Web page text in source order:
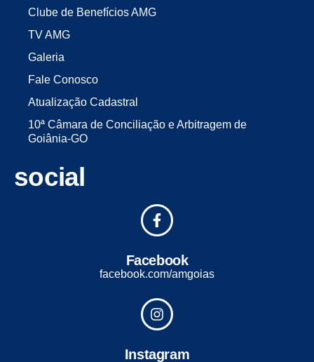
Clube de Benefícios AMG
TV AMG
Galeria
Fale Conosco
Atualização Cadastral
10ª Câmara de Conciliação e Arbitragem de
Goiânia-GO
social
Facebook
facebook.com/amgoias
Instagram